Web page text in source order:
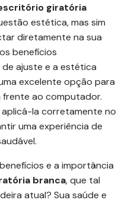
giratória
estética, mas sim
diretamente na sua
benefícios
ajuste e a estética
excelente opção para
frente ao computador.
la corretamente no
uma experiência de
e a importância
branca, que tal
atual? Sua saúde e